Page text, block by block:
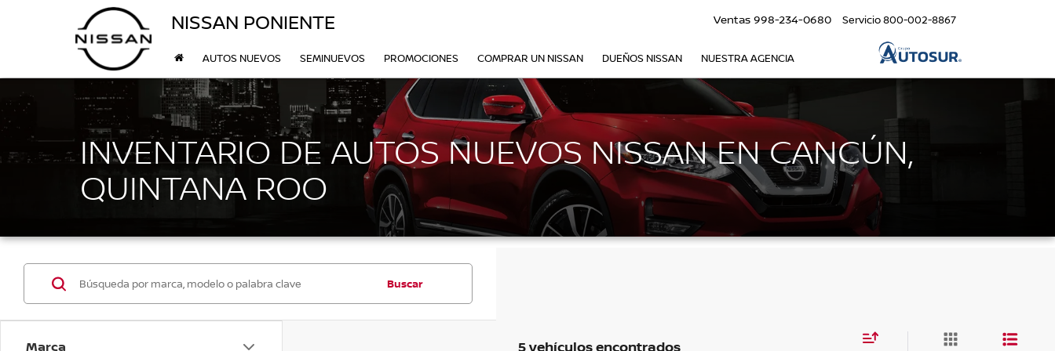
NISSAN PONIENTE Ventas 998-234-0680 Servicio800-002-8867
AUTOS NUEVOS SEMINUEVOS PROMOCIONES COMPRAR UN NISSAN DUEÑOS NISSAN NUESTRA AGENCIA
INVENTARIO DE AUTOS NUEVOS NISSAN EN CANCÚN,
QUINTANA ROO
Marca
Buscar
5 vehículos encontrados